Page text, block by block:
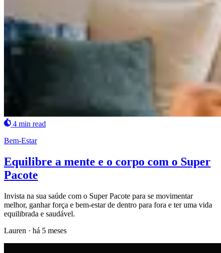
4 min read
Bem-Estar
Equilibre a mente e o corpo com o Super
Pacote
Invista na sua saúde com o Super Pacote para se movimentar
melhor, ganhar força e bem-estar de dentro para fora e ter uma vida
equilibrada e saudável.
Lauren · há 5 meses